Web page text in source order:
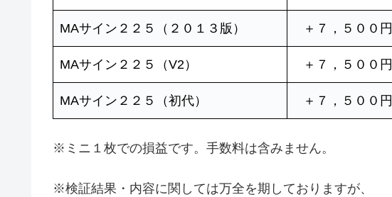
MAサイン２２５（２０１３版） ＋７，５００円
MAサイン２２５（V2） ＋７，５００円
MAサイン２２５（初代） ＋７，５００円
※ミニ１枚での損益です。手数料は含みません。
※検証結果・内容に関しては万全を期しておりますが、